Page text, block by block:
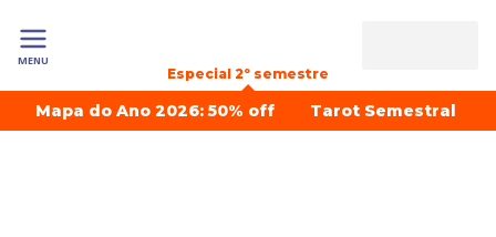
MENU
Especial 2º semestre
Mapa do Ano 2026: 50% off Tarot Semestral